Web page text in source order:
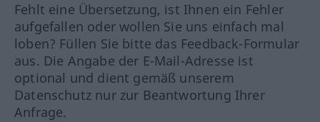
Fehlt eine Übersetzung, ist Ihnen ein Fehler
aufgefallen oder wollen Sie uns einfach mal
loben? Füllen Sie bitte das Feedback-Formular
aus. Die Angabe der E-Mail-Adresse ist
optional und dient gemäß unserem
Datenschutz nur zur Beantwortung Ihrer
Anfrage.